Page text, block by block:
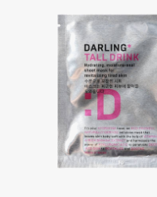
Bioderma
Boadicea The Victorious